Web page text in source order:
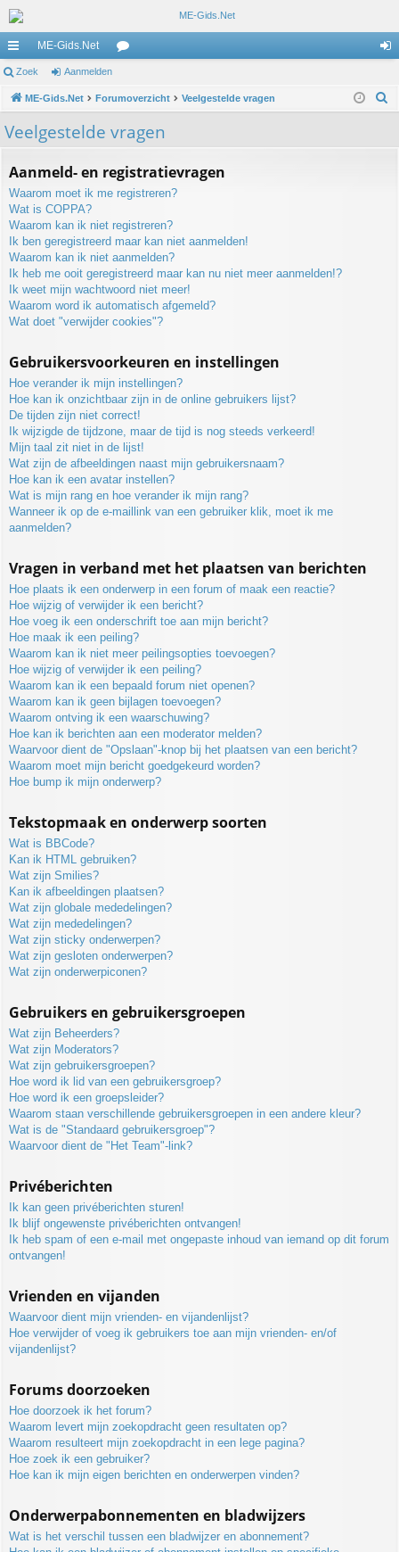
ne
lle
lin
ME-Gids.Net
u m
Zoek Aanmelden
ME-Gids.Net Forumoverzicht Veelgestelde vragen
Veelgestelde vragen
Aanmeld- en registratievragen
Waarom moet ik me registreren?
Wat is COPPA?
Waarom kan ik niet registreren?
Ik ben geregistreerd maar kan niet aanmelden!
Waarom kan ik niet aanmelden?
Ik heb me ooit geregistreerd maar kan nu niet meer aanmelden!?
Ik weet mijn wachtwoord niet meer!
Waarom word ik automatisch afgemeld?
Wat doet "verwijder cookies"?
Gebruikersvoorkeuren en instellingen
Hoe verander ik mijn instellingen?
Hoe kan ik onzichtbaar zijn in de online gebruikers lijst?
De tijden zijn niet correct!
Ik wijzigde de tijdzone, maar de tijd is nog steeds verkeerd!
Mijn taal zit niet in de lijst!
Wat zijn de afbeeldingen naast mijn gebruikersnaam?
Hoe kan ik een avatar instellen?
Wat is mijn rang en hoe verander ik mijn rang?
Wanneer ik op de e-maillink van een gebruiker klik, moet ik me
aanmelden?
Vragen in verband met het plaatsen van berichten
Hoe plaats ik een onderwerp in een forum of maak een reactie?
Hoe wijzig of verwijder ik een bericht?
Hoe voeg ik een onderschrift toe aan mijn bericht?
Hoe maak ik een peiling?
Waarom kan ik niet meer peilingsopties toevoegen?
Hoe wijzig of verwijder ik een peiling?
Waarom kan ik een bepaald forum niet openen?
Waarom kan ik geen bijlagen toevoegen?
Waarom ontving ik een waarschuwing?
Hoe kan ik berichten aan een moderator melden?
Waarvoor dient de "Opslaan"-knop bij het plaatsen van een bericht?
Waarom moet mijn bericht goedgekeurd worden?
Hoe bump ik mijn onderwerp?
Tekstopmaak en onderwerp soorten
Wat is BBCode?
Kan ik HTML gebruiken?
Wat zijn Smilies?
Kan ik afbeeldingen plaatsen?
Wat zijn globale mededelingen?
Wat zijn mededelingen?
Wat zijn sticky onderwerpen?
Wat zijn gesloten onderwerpen?
Wat zijn onderwerpiconen?
Gebruikers en gebruikersgroepen
Wat zijn Beheerders?
Wat zijn Moderators?
Wat zijn gebruikersgroepen?
Hoe word ik lid van een gebruikersgroep?
Hoe word ik een groepsleider?
Waarom staan verschillende gebruikersgroepen in een andere kleur?
Wat is de "Standaard gebruikersgroep"?
Waarvoor dient de "Het Team"-link?
Privéberichten
Ik kan geen privéberichten sturen!
Ik blijf ongewenste privéberichten ontvangen!
Ik heb spam of een e-mail met ongepaste inhoud van iemand op dit forum
ontvangen!
Vrienden en vijanden
Waarvoor dient mijn vrienden- en vijandenlijst?
Hoe verwijder of voeg ik gebruikers toe aan mijn vrienden- en/of
vijandenlijst?
Forums doorzoeken
Hoe doorzoek ik het forum?
Waarom levert mijn zoekopdracht geen resultaten op?
Waarom resulteert mijn zoekopdracht in een lege pagina?
Hoe zoek ik een gebruiker?
Hoe kan ik mijn eigen berichten en onderwerpen vinden?
Onderwerpabonnementen en bladwijzers
Wat is het verschil tussen een bladwijzer en abonnement?